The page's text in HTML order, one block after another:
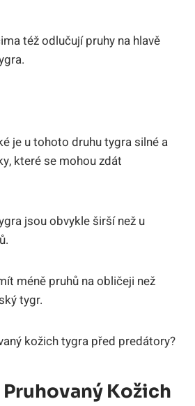
též odlučují pruhy na hlavě
je u tohoto druhu tygra silné a
které se mohou zdát
jsou obvykle širší než u
méně pruhů na obličeji než
tygr.
Kožich